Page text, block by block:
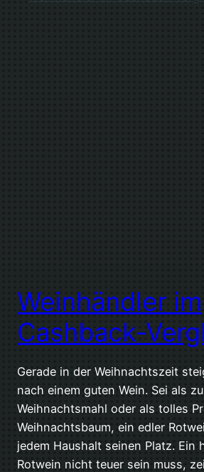
Weinhändler im
Cashback-
Gerade in der Weihnachtszeit
nach einem guten Wein. Sei als
Weihnachtsmahl oder als tolles
Weihnachtsbaum, ein edler
jedem Haushalt seinen Platz. Ein
Rotwein nicht teuer sein muss,